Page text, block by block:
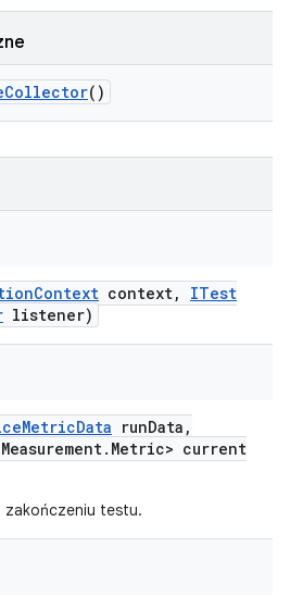
Collector()
Context context,
ITest
listener)
MetricData runData ,
Measurement. Metric> current
zakończeniu testu.